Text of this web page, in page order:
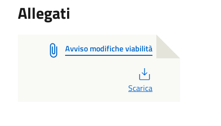
Allegati
Avviso modifiche viabilità
Scarica